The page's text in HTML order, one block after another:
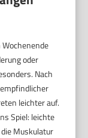
oder
Nach
leichter auf.
Spiel: leichte
Muskulatur